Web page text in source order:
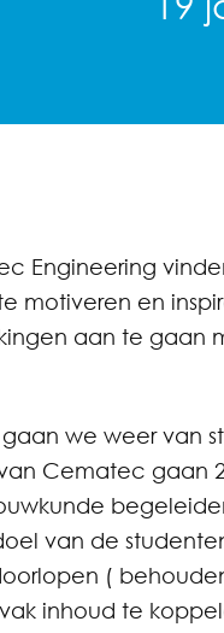
Engineering
motiveren en
aan te gaan
gaan we weer van
Cematec gaan
van de
(
inhoud te